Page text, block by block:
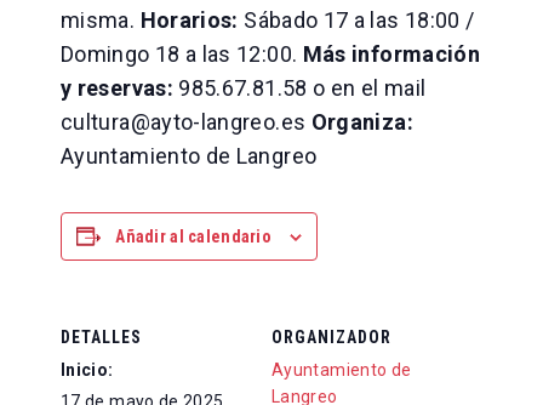
misma. Horarios: Sábado 17 a las 18:00 /
Domingo 18 a las 12:00. Más información
y reservas: 985.67.81.58 o en el mail
cultura@ayto-langreo.es Organiza:
Ayuntamiento de Langreo
Añadir al calendario
DETALLES
Inicio:
ORGANIZADOR
Ayuntamiento de
Langreo